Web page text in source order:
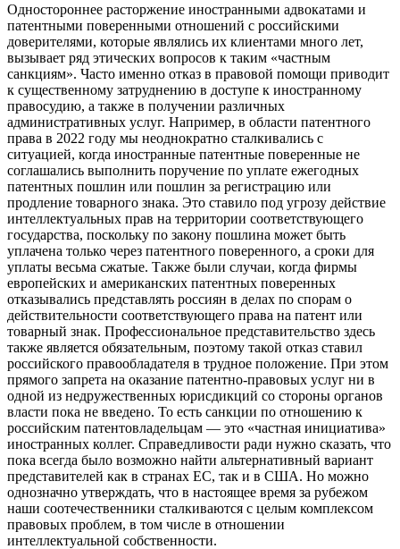
Одностороннее расторжение иностранными адвокатами и
патентными поверенными отношений с российскими
доверителями, которые являлись их клиентами много лет,
вызывает ряд этических вопросов к таким «частным
санкциям». Часто именно отказ в правовой помощи приводит
к существенному затруднению в доступе к иностранному
правосудию, а также в получении различных
административных услуг. Например, в области патентного
права в 2022 году мы неоднократно сталкивались с
ситуацией, когда иностранные патентные поверенные не
соглашались выполнить поручение по уплате ежегодных
патентных пошлин или пошлин за регистрацию или
продление товарного знака. Это ставило под угрозу действие
интеллектуальных прав на территории соответствующего
государства, поскольку по закону пошлина может быть
уплачена только через патентного поверенного, а сроки для
уплаты весьма сжатые. Также были случаи, когда фирмы
европейских и американских патентных поверенных
отказывались представлять россиян в делах по спорам о
действительности соответствующего права на патент или
товарный знак. Профессиональное представительство здесь
также является обязательным, поэтому такой отказ ставил
российского правообладателя в трудное положение. При этом
прямого запрета на оказание патентно-правовых услуг ни в
одной из недружественных юрисдикций со стороны органов
власти пока не введено. То есть санкции по отношению к
российским патентовладельцам — это «частная инициатива»
иностранных коллег. Справедливости ради нужно сказать, что
пока всегда было возможно найти альтернативный вариант
представителей как в странах ЕС, так и в США. Но можно
однозначно утверждать, что в настоящее время за рубежом
наши соотечественники сталкиваются с целым комплексом
правовых проблем, в том числе в отношении
интеллектуальной собственности.